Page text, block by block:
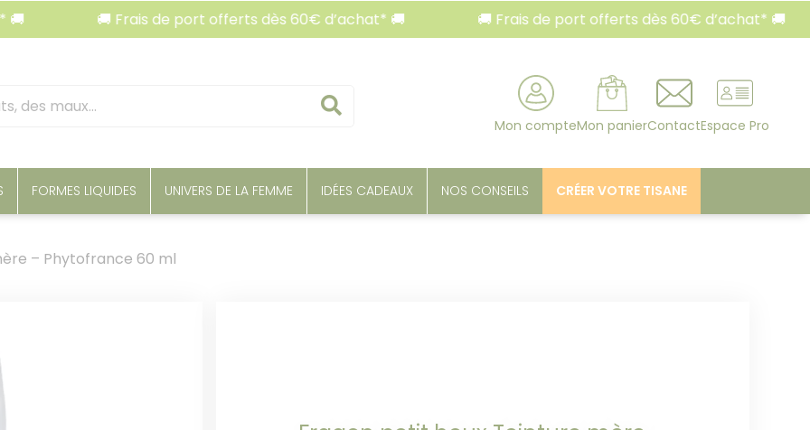
🚚 Frais de port offerts dès 60€ d’achat* 🚚 🚚 Frais de port offerts dès 60€ d’achat* 🚚
Mon compteMon panierContactEspace Pro
FORMES LIQUIDES UNIVERS DE LA FEMME IDÉES CADEAUX NOS CONSEILS CRÉER VOTRE TISANE
– Phytofrance 60 ml